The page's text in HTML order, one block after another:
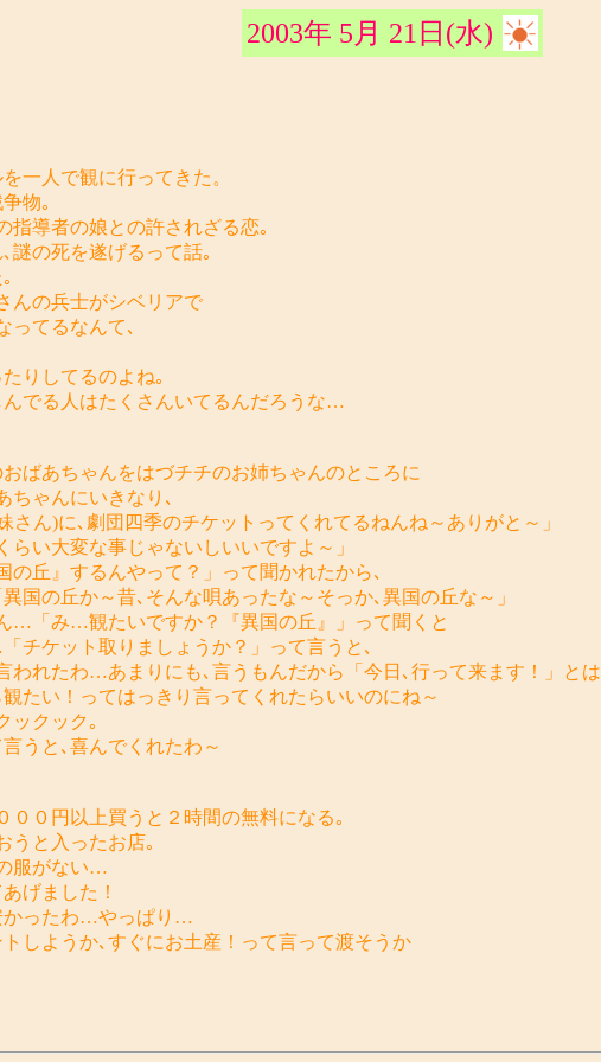
2003年 5月 21日(水)
一人で観に行ってきた。
物｡
指導者の娘との許されざる恋｡
謎の死を遂げるって話｡
んの兵士がシベリアで
ってるなんて､
りしてるのよね｡
でる人はたくさんいてるんだろうな…
ばあちゃんをはづチチのお姉ちゃんのところに
ちゃんにいきなり､
ん)に､劇団四季のチケットってくれてるねんね～ありがと～」
い大変な事じゃないしいいですよ～」
の丘』するんやって？」って聞かれたから､
国の丘か～昔､そんな唄あったな～そっか､異国の丘な～」
…「み…観たいですか？『異国の丘』」って聞くと
チケット取りましょうか？」って言うと､
われたわ…あまりにも､言うもんだから「今日､行って来ます！」とは
たい！ってはっきり言ってくれたらいいのにね～
ックック｡
うと､喜んでくれたわ～
００円以上買うと２時間の無料になる｡
うと入ったお店｡
服がない…
げました！
かったわ…やっぱり…
しようか､すぐにお土産！って言って渡そうか